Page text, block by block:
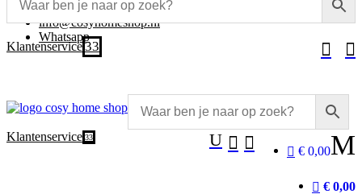
+31 (0)348-486 555
info@cosyhomeshop.nl
Whatsapp


Klantenservice 3
M
€ 0,00


U
Klantenservice 3
€ 0,00